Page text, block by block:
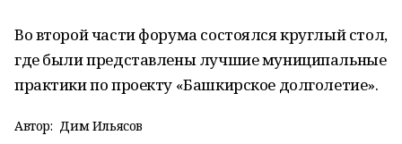
Во второй части форума состоялся круглый стол,
где были представлены лучшие муниципальные
практики по проекту «Башкирское долголетие».
Автор: Дим Ильясов